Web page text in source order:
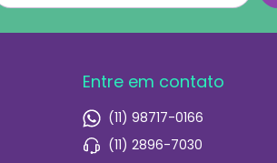
Entre em contato
(11) 98717-0166
(11) 2896-7030